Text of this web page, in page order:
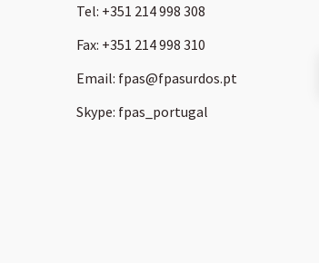
Tel: +351 214 998 308
Fax: +351 214 998 310
Email: fpas@fpasurdos.pt
Skype: fpas_portugal